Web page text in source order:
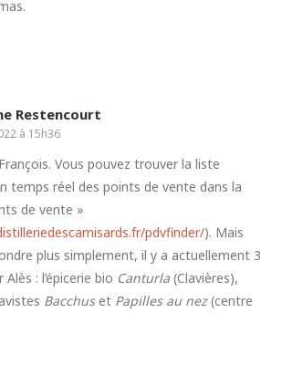
Restencourt
à 15h36
Vous pouvez trouver la liste
temps réel des points de vente dans la
de vente »
pdvfinder/). Mais
plus simplement, il y a actuellement 3
: l’épicerie bio Canturla (Clavières),
Bacchuset Papilles au nez(centre